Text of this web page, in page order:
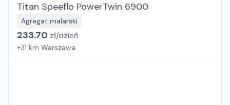
Titan Speeflo PowerTwin 6900
Agregat malarski
233.70 zł/dzień
+31 km Warszawa